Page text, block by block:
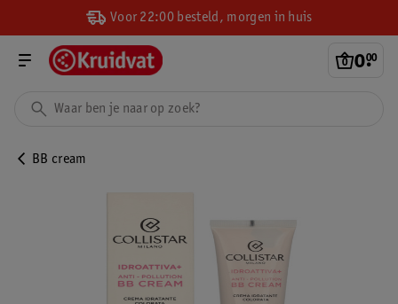
Voor 22:00 besteld, morgen in huis
0.
00
BB cream